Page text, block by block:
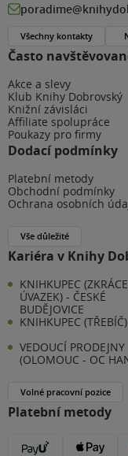
Často
Akce a slevy
Klub Knihy Dobrovský
Knižní závisláci
Affiliate spolupráce
Poukazy pro firmy
Dodací podmínky
Platební metody
Obchodní podmínky
Ochrana osobních
Vše důležité
Kariéra v Knihy
KNIHKUPEC
ÚVAZEK) - ČESKÉ
BUDĚJOVICE
KNIHKUPEC (TŘEBÍČ)
VEDOUCÍ PRODEJNY
(OLOMOUC - OC
Volné pracovní pozice
Platební metody
Všechny kontakty